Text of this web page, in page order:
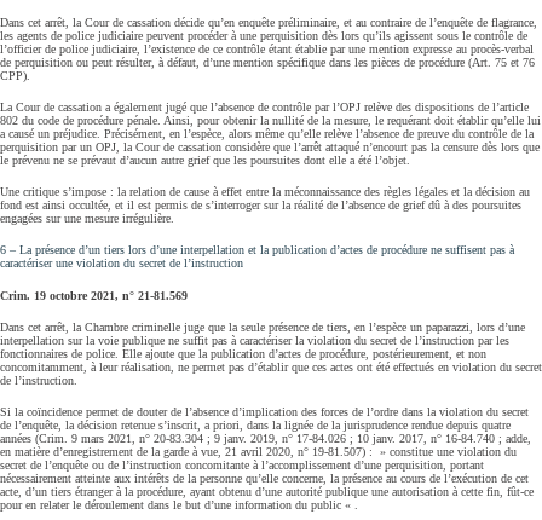
Dans cet arrêt, la Cour de cassation décide qu’en enquête préliminaire, et au contraire de l’enquête de flagrance,
les agents de police judiciaire peuvent procéder à une perquisition dès lors qu’ils agissent sous le contrôle de
l’officier de police judiciaire, l’existence de ce contrôle étant établie par une mention expresse au procès-verbal
de perquisition ou peut résulter, à défaut, d’une mention spécifique dans les pièces de procédure (Art. 75 et 76
CPP).
La Cour de cassation a également jugé que l’absence de contrôle par l’OPJ relève des dispositions de l’article
802 du code de procédure pénale. Ainsi, pour obtenir la nullité de la mesure, le requérant doit établir qu’elle lui
a causé un préjudice. Précisément, en l’espèce, alors même qu’elle relève l’absence de preuve du contrôle de la
perquisition par un OPJ, la Cour de cassation considère que l’arrêt attaqué n’encourt pas la censure dès lors que
le prévenu ne se prévaut d’aucun autre grief que les poursuites dont elle a été l’objet.
Une critique s’impose : la relation de cause à effet entre la méconnaissance des règles légales et la décision au
fond est ainsi occultée, et il est permis de s’interroger sur la réalité de l’absence de grief dû à des poursuites
engagées sur une mesure irrégulière.
6 – La présence d’un tiers lors d’une interpellation et la publication d’actes de procédure ne suffisent pas à
caractériser une violation du secret de l’instruction
Crim. 19 octobre 2021, n° 21-81.569
Dans cet arrêt, la Chambre criminelle juge que la seule présence de tiers, en l’espèce un paparazzi, lors d’une
interpellation sur la voie publique ne suffit pas à caractériser la violation du secret de l’instruction par les
fonctionnaires de police. Elle ajoute que la publication d’actes de procédure, postérieurement, et non
concomitamment, à leur réalisation, ne permet pas d’établir que ces actes ont été effectués en violation du secret
de l’instruction.
Si la coïncidence permet de douter de l’absence d’implication des forces de l’ordre dans la violation du secret
de l’enquête, la décision retenue s’inscrit, a priori, dans la lignée de la jurisprudence rendue depuis quatre
années (Crim. 9 mars 2021, n° 20-83.304 ; 9 janv. 2019, n° 17-84.026 ; 10 janv. 2017, n° 16-84.740 ; adde,
en matière d’enregistrement de la garde à vue, 21 avril 2020, n° 19-81.507) : » constitue une violation du
secret de l’enquête ou de l’instruction concomitante à l’accomplissement d’une perquisition, portant
nécessairement atteinte aux intérêts de la personne qu’elle concerne, la présence au cours de l’exécution de cet
acte, d’un tiers étranger à la procédure, ayant obtenu d’une autorité publique une autorisation à cette fin, fût-ce
pour en relater le déroulement dans le but d’une information du public « .